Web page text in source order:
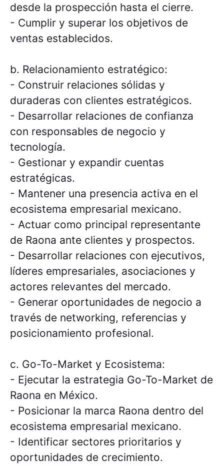
desde la prospección hasta el cierre.
- Cumplir y superar los objetivos de
ventas establecidos.
b. Relacionamiento estratégico:
- Construir relaciones sólidas y
duraderas con clientes estratégicos.
- Desarrollar relaciones de confianza
con responsables de negocio y
tecnología.
- Gestionar y expandir cuentas
estratégicas.
- Mantener una presencia activa en el
ecosistema empresarial mexicano.
- Actuar como principal representante
de Raona ante clientes y prospectos.
- Desarrollar relaciones con ejecutivos,
líderes empresariales, asociaciones y
actores relevantes del mercado.
- Generar oportunidades de negocio a
través de networking, referencias y
posicionamiento profesional.
c. Go-To-Market y Ecosistema:
- Ejecutar la estrategia Go-To-Market de
Raona en México.
- Posicionar la marca Raona dentro del
ecosistema empresarial mexicano.
- Identificar sectores prioritarios y
oportunidades de crecimiento.